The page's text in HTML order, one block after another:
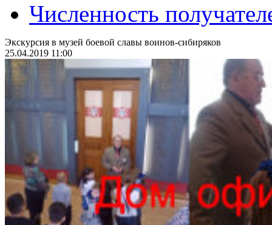
Численность
Экскурсия в музей боевой славы воинов-сибиряков
25.04.2019 11:00